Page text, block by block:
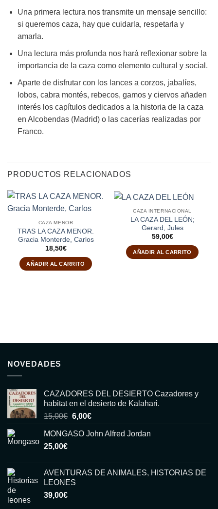
Una primera lectura nos transmite un mensaje sencillo:
si queremos caza, hay que cuidarla, respetarla y
amarla.
Una lectura más profunda nos hará reflexionar sobre la
importancia de la caza como elemento cultural y social.
Aparte de disfrutar con los lances a corzos, jabalíes,
lobos, cabra montés, rebecos, gamos y ciervos añaden
interés los capítulos dedicados a la historia de la caza
en Alcobendas (Madrid) o las cacerías realizadas por
Franco.
PRODUCTOS RELACIONADOS
CAZA MENOR
TRAS LA CAZA MENOR.
Gracia Monterde, Carlos
18,50€
AÑADIR AL CARRITO
CAZA INTERNACIONAL
LA CAZA DEL LEÓN;
Gerard, Jules
59,00€
AÑADIR AL CARRITO
NOVEDADES
CAZADORES DEL DESIERTO Cazadores y
habitat en el desierto de Kalahari.
15,00€ El
original
6,00€El
actual
MONGASO John Alfred Jordan
25,00€
AVENTURAS DE ANIMALES, HISTORIAS DE
LEONES
39,00€